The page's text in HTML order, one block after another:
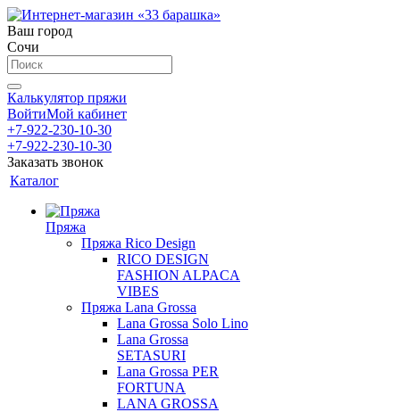
Ваш город
Сочи
Калькулятор пряжи
ВойтиМой кабинет
+7-922-230-10-30
+7-922-230-10-30
Заказать звонок
Каталог
Пряжа
Пряжа Rico Design
RICO DESIGN
FASHION ALPACA
VIBES
Пряжа Lana Grossa
Lana Grossa Solo Lino
Lana Grossa
SETASURI
Lana Grossa PER
FORTUNA
LANA GROSSA